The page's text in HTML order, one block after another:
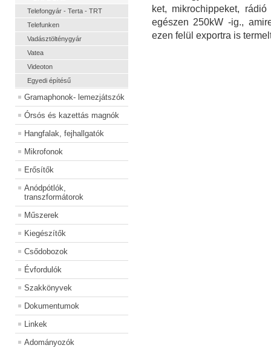
Telefongyár - Terta - TRT
Telefunken
Vadásztölténygyár
Vatea
Videoton
Egyedi építésű
Gramaphonok- lemezjátszók
Órsós és kazettás magnók
Hangfalak, fejhallgatók
Mikrofonok
Erősítők
Anódpótlók,
transzformátorok
Műszerek
Kiegészítők
Csődobozok
Évfordulók
Szakkönyvek
Dokumentumok
Linkek
Adományozók
ket, mikrochippeket,
egészen 250kW -ig.,
ezen felül exportra is